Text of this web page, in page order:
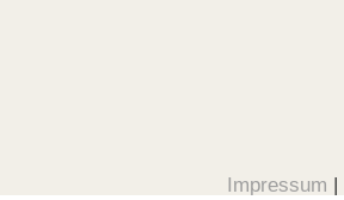
Impressum |